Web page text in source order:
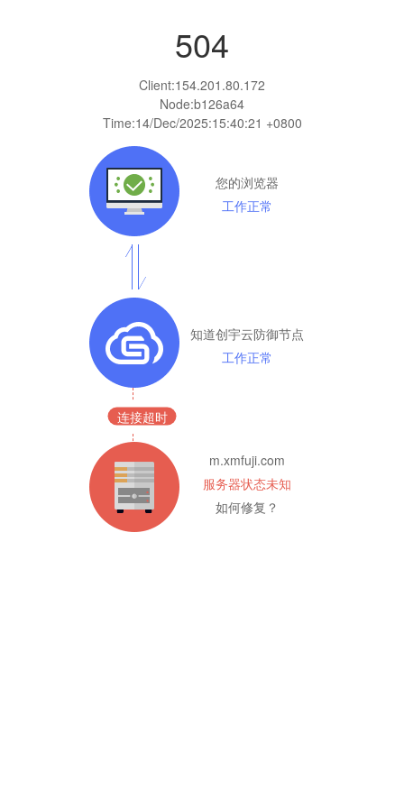
504
Client:154.201.80.172
Node:b126a64
Time:14/Dec/2025:15:40:21 +0800
您的浏览器
工作正常
知道创宇云防御节点
工作正常
连接超时
m.xmfuji.com
服务器状态未知
如何修复？